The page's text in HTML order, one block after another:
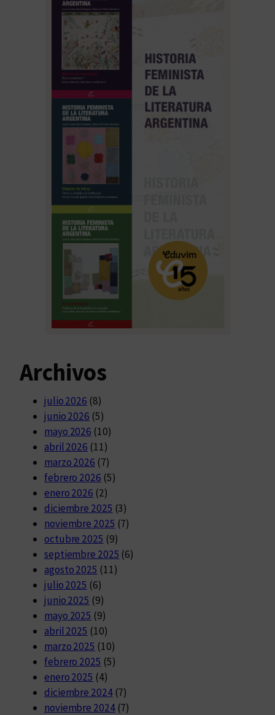
Archivos
julio 2026 (8)
junio 2026 (5)
mayo 2026 (10)
abril 2026 (11)
marzo 2026 (7)
febrero 2026 (5)
enero 2026 (2)
diciembre 2025 (3)
noviembre 2025 (7)
octubre 2025 (9)
septiembre 2025 (6)
agosto 2025 (11)
julio 2025 (6)
junio 2025 (9)
mayo 2025 (9)
abril 2025 (10)
marzo 2025 (10)
febrero 2025 (5)
enero 2025 (4)
diciembre 2024(7)
noviembre 2024(7)